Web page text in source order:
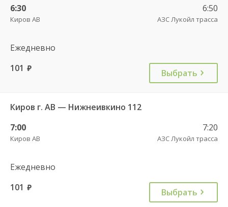
6:30
Киров АВ
6:50
АЗС Лукойл трасса
Ежедневно
101 руб. Выбрать
Киров г. АВ — Нижнеивкино 112
7:00
Киров АВ
7:20
АЗС Лукойл трасса
Ежедневно
101 руб. Выбрать